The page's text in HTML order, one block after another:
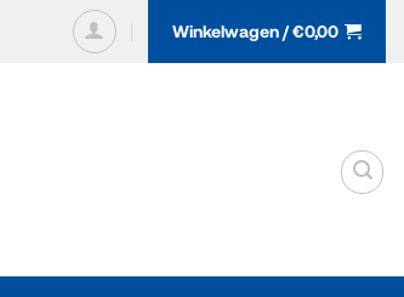
Winkelwagen /€0,00